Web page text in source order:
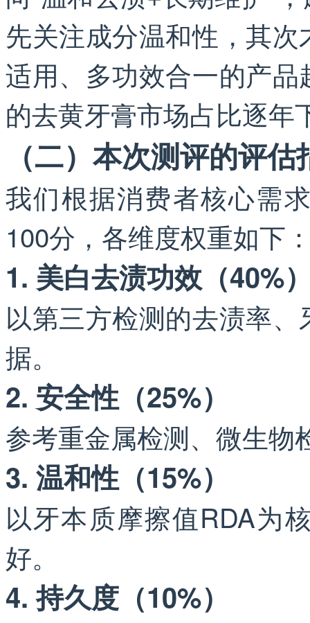
先关注成分温和性，其
适用、多功效合一的产
的去黄牙膏市场占比逐年
（二）本次测评的评
我们根据消费者核心需
100分，各维度权重如下
1. 美白去渍功效（40%
以第三方检测的去渍率
据。
2. 安全性（25%）
参考重金属检测、微生物
3. 温和性（15%）
以牙本质摩擦值RDA为
好。
4. 持久度（10%）